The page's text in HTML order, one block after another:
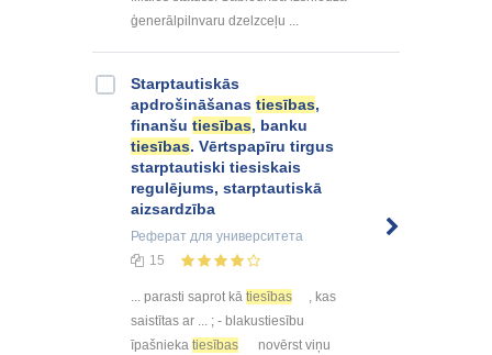
ģenerālpilnvaru dzelzceļu ...
Starptautiskās
apdrošināšanas tiesības,
finanšu tiesības, banku
tiesības. Vērtspapīru tirgus
starptautiski tiesiskais
regulējums, starptautiskā
aizsardzība
Реферат для университета
15
... parasti saprot kā tiesības
, kas
saistītas ar ... ; - blakustiesību
īpašnieka tiesības
novērst viņu